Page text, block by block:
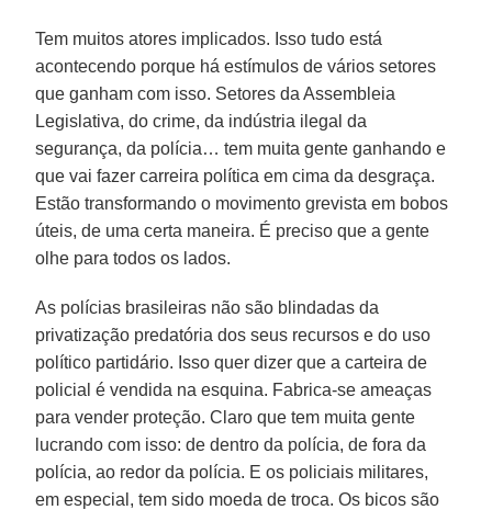
Tem muitos atores implicados. Isso tudo está
acontecendo porque há estímulos de vários setores
que ganham com isso. Setores da Assembleia
Legislativa, do crime, da indústria ilegal da
segurança, da polícia… tem muita gente ganhando e
que vai fazer carreira política em cima da desgraça.
Estão transformando o movimento grevista em bobos
úteis, de uma certa maneira. É preciso que a gente
olhe para todos os lados.
As polícias brasileiras não são blindadas da
privatização predatória dos seus recursos e do uso
político partidário. Isso quer dizer que a carteira de
policial é vendida na esquina. Fabrica-se ameaças
para vender proteção. Claro que tem muita gente
lucrando com isso: de dentro da polícia, de fora da
polícia, ao redor da polícia. E os policiais militares,
em especial, tem sido moeda de troca. Os bicos são